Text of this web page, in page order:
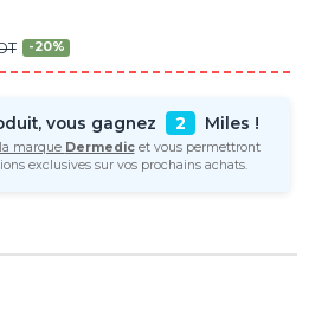
-20%
vous gagnez 2 Miles !
marque Dermedicet vous permettront
exclusives sur vos prochains achats.